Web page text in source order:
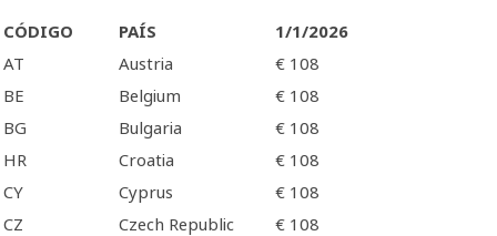
CÓDIGO PAÍS
1/1/2026
AT
Austria
€ 108
BE
Belgium
€ 108
BG
Bulgaria
€ 108
HR
Croatia
€ 108
CY
Cyprus
€ 108
CZ
Czech Republic
€ 108